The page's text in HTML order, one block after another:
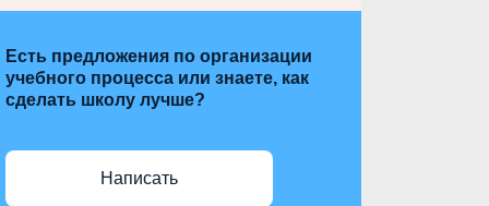
Есть предложения по организации
учебного процесса или знаете, как
сделать школу лучше?
Написать